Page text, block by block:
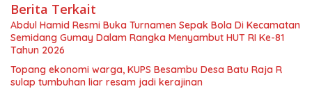
Berita Terkait
Abdul Hamid Resmi Buka Turnamen Sepak Bola Di Kecamatan
Semidang Gumay Dalam Rangka Menyambut HUT RI Ke-81
Tahun 2026
Topang ekonomi warga, KUPS Besambu Desa Batu Raja R
sulap tumbuhan liar resam jadi kerajinan